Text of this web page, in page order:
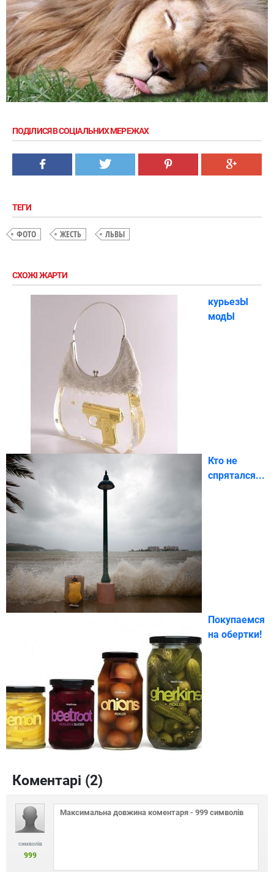
ПОДІЛИСЯ В СОЦІАЛЬНИХ МЕРЕЖАХ
ТЕГИ
ФОТО ЖЕСТЬ ЛЬВЫ
СХОЖІ ЖАРТИ
курьезЫ
модЫ
Кто не
спрятался...
Покупаемся
на обертки!
Коментарі (2)
символів
999